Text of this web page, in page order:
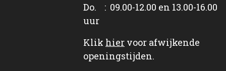
Do. : 09.00-12.00 en 13.00-16.00
uur
Klik hier voor afwijkende
openingstijden.